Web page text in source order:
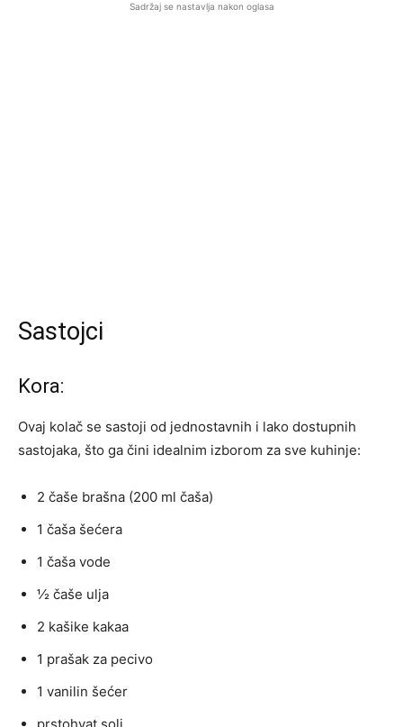
Sadržaj se nastavlja nakon oglasa
Sastojci
Kora:
Ovaj kolač se sastoji od jednostavnih i lako dostupnih
sastojaka, što ga čini idealnim izborom za sve kuhinje:
2 čaše brašna (200 ml čaša)
1 čaša šećera
1 čaša vode
½ čaše ulja
2 kašike kakaa
1 prašak za pecivo
1 vanilin šećer